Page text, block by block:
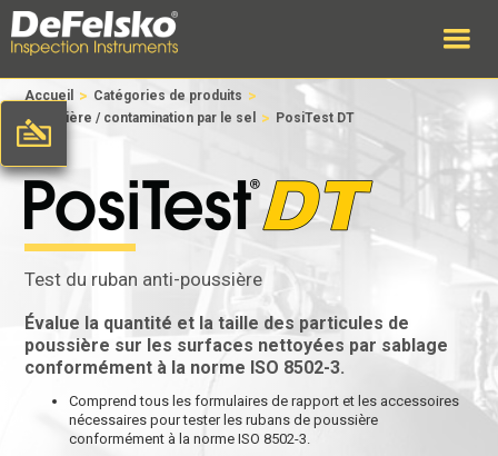
Accueil > Catégories de produits >
Poussière / contamination par le sel > PosiTest DT
Test du ruban anti-poussière
Évalue la quantité et la taille des particules de
poussière sur les surfaces nettoyées par sablage
conformément à la norme ISO 8502-3.
Comprend tous les formulaires de rapport et les accessoires
nécessaires pour tester les rubans de poussière
conformément à la norme ISO 8502-3.